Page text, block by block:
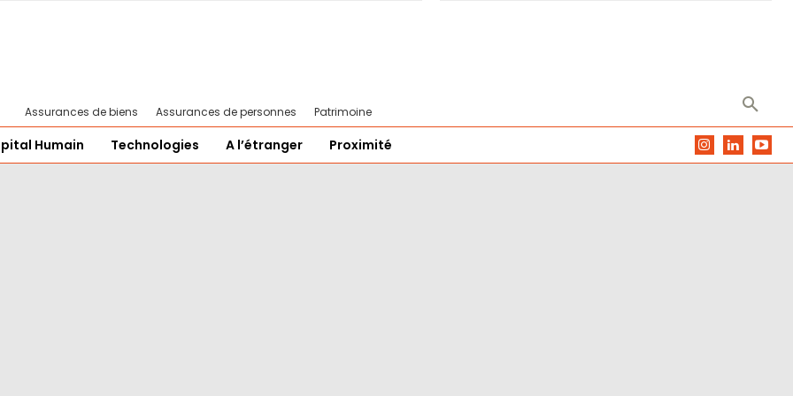
Assurances de biens Assurances de personnes Patrimoine
Humain Technologies A l’étranger Proximité